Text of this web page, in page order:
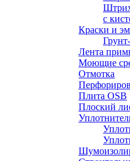
с
Краски и
Лента
Моющие
Отмотка
Плита OSB
Плоский